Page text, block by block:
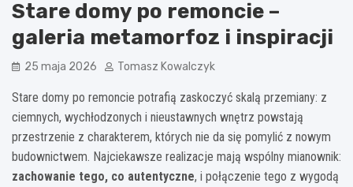
Stare domy po remoncie –
galeria metamorfoz i inspiracji
25 maja 2026 Tomasz Kowalczyk
Stare domy po remoncie potrafią zaskoczyć skalą przemiany: z
ciemnych, wychłodzonych i nieustawnych wnętrz powstają
przestrzenie z charakterem, których nie da się pomylić z nowym
budownictwem. Najciekawsze realizacje mają wspólny mianownik:
zachowanie tego, co autentyczne, i połączenie tego z wygodą